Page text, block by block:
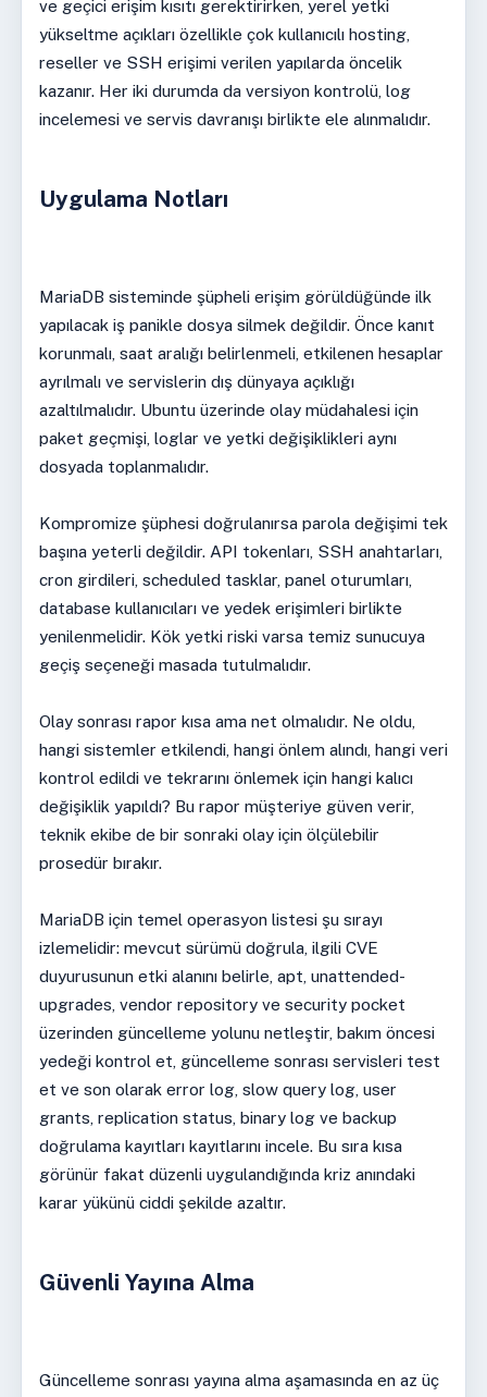
ve geçici erişim kısıtı gerektirirken, yerel yetki
yükseltme açıkları özellikle çok kullanıcılı hosting,
reseller ve SSH erişimi verilen yapılarda öncelik
kazanır. Her iki durumda da versiyon kontrolü, log
incelemesi ve servis davranışı birlikte ele alınmalıdır.
Uygulama Notları
MariaDB sisteminde şüpheli erişim görüldüğünde ilk
yapılacak iş panikle dosya silmek değildir. Önce kanıt
korunmalı, saat aralığı belirlenmeli, etkilenen hesaplar
ayrılmalı ve servislerin dış dünyaya açıklığı
azaltılmalıdır. Ubuntu üzerinde olay müdahalesi için
paket geçmişi, loglar ve yetki değişiklikleri aynı
dosyada toplanmalıdır.
Kompromize şüphesi doğrulanırsa parola değişimi tek
başına yeterli değildir. API tokenları, SSH anahtarları,
cron girdileri, scheduled tasklar, panel oturumları,
database kullanıcıları ve yedek erişimleri birlikte
yenilenmelidir. Kök yetki riski varsa temiz sunucuya
geçiş seçeneği masada tutulmalıdır.
Olay sonrası rapor kısa ama net olmalıdır. Ne oldu,
hangi sistemler etkilendi, hangi önlem alındı, hangi veri
kontrol edildi ve tekrarını önlemek için hangi kalıcı
değişiklik yapıldı? Bu rapor müşteriye güven verir,
teknik ekibe de bir sonraki olay için ölçülebilir
prosedür bırakır.
MariaDB için temel operasyon listesi şu sırayı
izlemelidir: mevcut sürümü doğrula, ilgili CVE
duyurusunun etki alanını belirle, apt, unattended-
upgrades, vendor repository ve security pocket
üzerinden güncelleme yolunu netleştir, bakım öncesi
yedeği kontrol et, güncelleme sonrası servisleri test
et ve son olarak error log, slow query log, user
grants, replication status, binary log ve backup
doğrulama kayıtları kayıtlarını incele. Bu sıra kısa
görünür fakat düzenli uygulandığında kriz anındaki
karar yükünü ciddi şekilde azaltır.
Güvenli Yayına Alma
Güncelleme sonrası yayına alma aşamasında en az üç